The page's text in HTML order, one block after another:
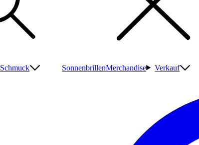
Schmuck SonnenbrillenMerchandise Verkauf